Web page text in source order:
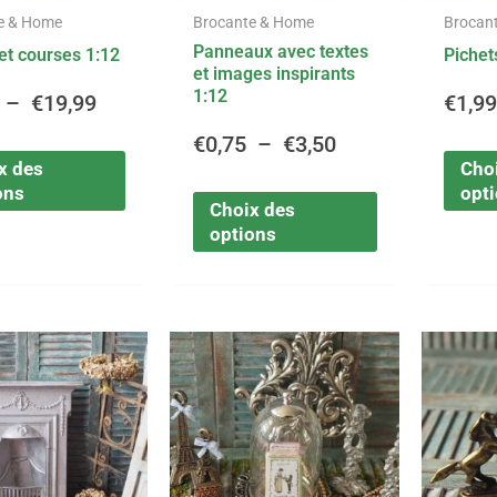
& Home
courses 1:12
– €19,99
des
Brocante & Home
Panneaux avec textes
et images inspirants
1:12
€0,75 – €3,50
€3,50
Choix des
options
choisies
€1,99
Plage
de
prix :
Ce
produit
a
plusieurs
variations.
Les
Plage
de
prix :
Ce
produit
a
plusieurs
variations.
Les